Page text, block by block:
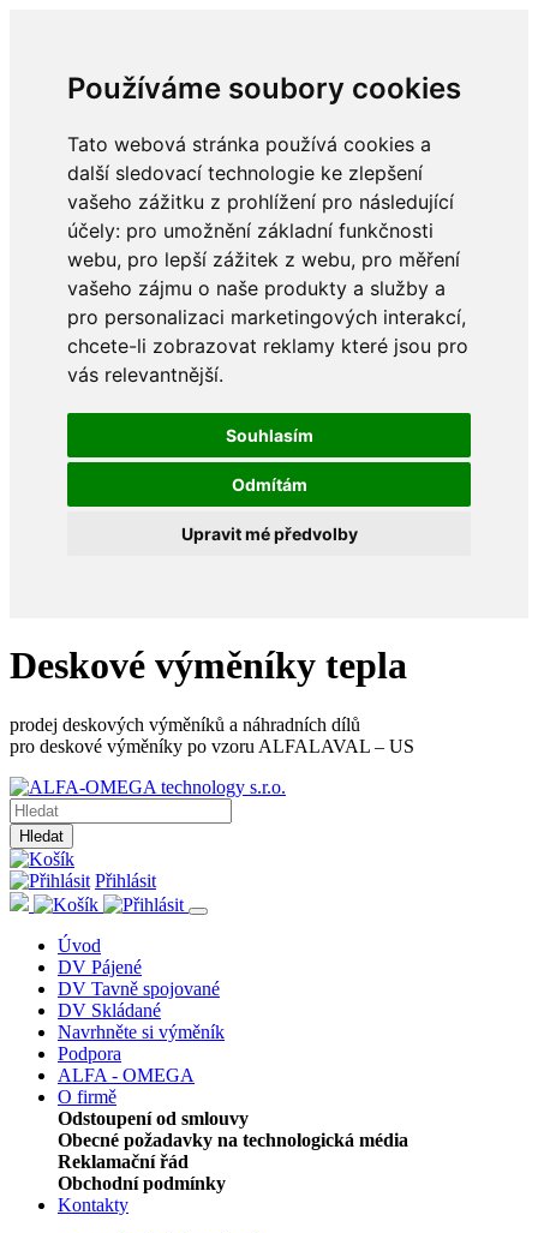
Používáme soubory cookies
Tato webová stránka používá cookies a
další sledovací technologie ke zlepšení
vašeho zážitku z prohlížení pro následující
účely: pro umožnění základní funkčnosti
webu, pro lepší zážitek z webu, pro měření
vašeho zájmu o naše produkty a služby a
pro personalizaci marketingových interakcí,
chcete-li zobrazovat reklamy které jsou pro
vás relevantnější.
Souhlasím
Odmítám
Upravit mé předvolby
Deskové výměníky tepla
prodej deskových výměníků a náhradních dílů
pro deskové výměníky po vzoru ALFALAVAL – US
Hledat
Přihlásit
Úvod
DV Pájené
DV Tavně spojované
DV Skládané
Navrhněte si výměník
Podpora
ALFA - OMEGA
O firmě
Odstoupení od smlouvy
Obecné požadavky na technologická média
Reklamační řád
Obchodní podmínky
Kontakty